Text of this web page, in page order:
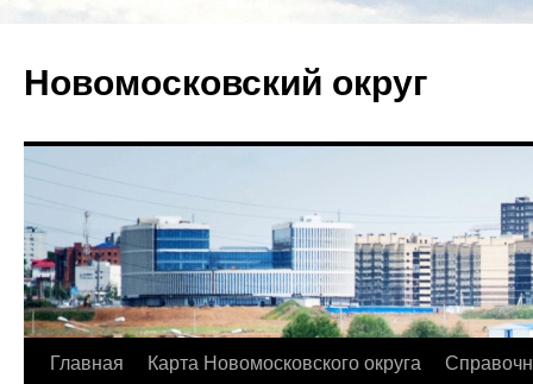
Новомосковский округ
Главная Карта Новомосковского округа